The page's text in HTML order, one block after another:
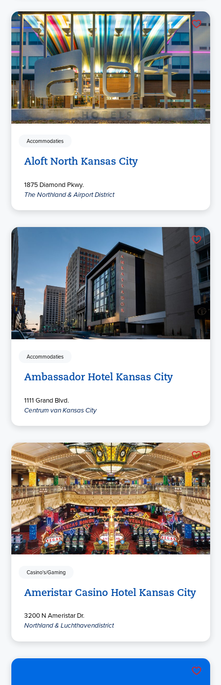
Accommodaties
Aloft North Kansas City
1875 Diamond Pkwy.
The Northland & Airport District
Accommodaties
Ambassador Hotel Kansas City
1111 Grand Blvd.
Centrum van Kansas City
Casino's/Gaming
Ameristar Casino Hotel Kansas City
3200 N Ameristar Dr.
Northland & Luchthavendistrict